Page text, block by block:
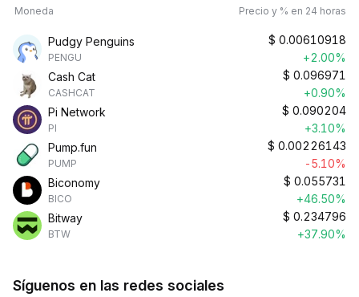
Moneda Precio y % en 24 horas
Pudgy Penguins
PENGU
$ 0.00610918
+2.00%
Cash Cat
CASHCAT
$ 0.096971
+0.90%
Pi Network
PI
$ 0.090204
+3.10%
Pump.fun
PUMP
$ 0.00226143
-5.10%
Biconomy
BICO
$ 0.055731
+46.50%
Bitway
BTW
$ 0.234796
+37.90%
Síguenos en las redes sociales